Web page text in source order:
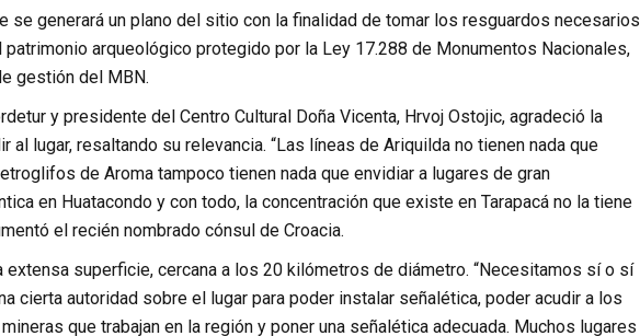
se generará un plano del sitio con la finalidad de tomar los resguardos necesarios
arqueológico protegido por la Ley 17.288 de Monumentos Nacionales,
gestión del MBN.
y presidente del Centro Cultural Doña Vicenta, Hrvoj Ostojic, agradeció la
al lugar, resaltando su relevancia. “Las líneas de Ariquilda no tienen nada que
de Aroma tampoco tienen nada que envidiar a lugares de gran
en Huatacondo y con todo, la concentración que existe en Tarapacá no la tiene
el recién nombrado cónsul de Croacia.
extensa superficie, cercana a los 20 kilómetros de diámetro. “Necesitamos sí o sí
cierta autoridad sobre el lugar para poder instalar señalética, poder acudir a los
que trabajan en la región y poner una señalética adecuada. Muchos lugares